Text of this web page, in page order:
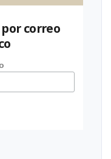
correo